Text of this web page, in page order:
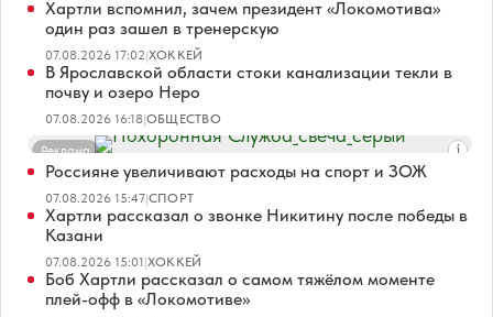
Хартли вспомнил, зачем президент «Локомотива»
один раз зашел в тренерскую
07.08.2026 17:02|ХОККЕЙ
В Ярославской области стоки канализации текли в
почву и озеро Неро
07.08.2026 16:18|ОБЩЕСТВО
Реклама
Россияне увеличивают расходы на спорт и ЗОЖ
07.08.2026 15:47|СПОРТ
Хартли рассказал о звонке Никитину после победы в
Казани
07.08.2026 15:01|ХОККЕЙ
Боб Хартли рассказал о самом тяжёлом моменте
плей-офф в «Локомотиве»